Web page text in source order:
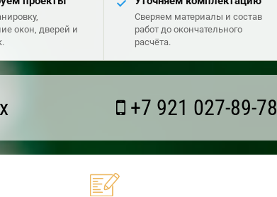
окон, дверей и
Сверяем материалы и состав
работ до окончательного
расчёта.
+7 921 027-89-78